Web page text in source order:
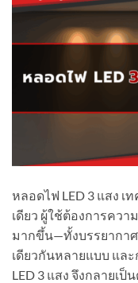
หลอดไฟ LED 3 แสง
เดียว ผู้ใช้ต้องการคว
มากขึ้น—ทั้งบรรยากา
เดียวกันหลายแบบ แล
LED 3 แสง จึงกลายเ